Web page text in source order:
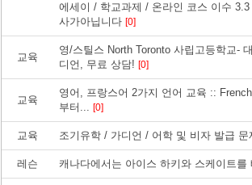
에세이 / 학교과제 / 온라인 코스 이수
사가아닙니다 [0]
교육
영/스틸스 North Toronto 사립고등학교-
디언, 무료 상담! [0]
교육
영어, 프랑스어 2가지 언어 교육 ::
부터... [0]
교육 조기유학 / 가디언 / 어학 및 비자 발급
레슨 캐나다에서는 아이스 하키와 스케이트를